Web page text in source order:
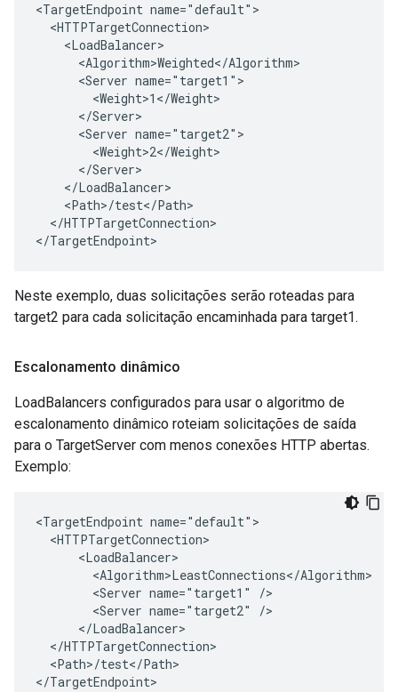
<TargetEndpoint name="default">
  <HTTPTargetConnection>
    <LoadBalancer>
      <Algorithm>Weighted</Algorithm>
      <Server name="target1">
        <Weight>1</Weight>
      </Server>
      <Server name="target2">
        <Weight>2</Weight>
      </Server>
    </LoadBalancer>
    <Path>/test</Path>
  </HTTPTargetConnection>
</TargetEndpoint>
Neste exemplo, duas solicitações serão roteadas para
target2 para cada solicitação encaminhada para target1.
Escalonamento dinâmico
LoadBalancers configurados para usar o algoritmo de
escalonamento dinâmico roteiam solicitações de saída
para o TargetServer com menos conexões HTTP abertas.
Exemplo:
<TargetEndpoint name="default">
  <HTTPTargetConnection>
      <LoadBalancer>
        <Algorithm>LeastConnections</Algorithm>
        <Server name="target1" />
        <Server name="target2" />
      </LoadBalancer>
  </HTTPTargetConnection>
  <Path>/test</Path>
</TargetEndpoint>